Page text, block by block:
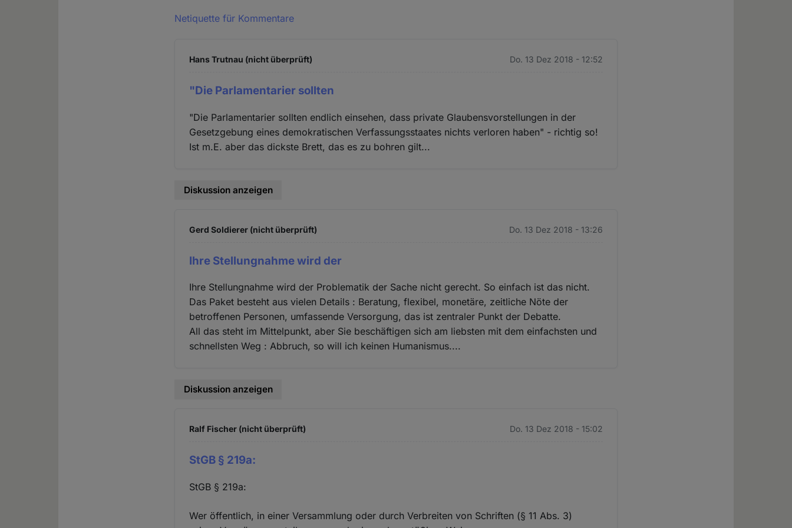
Netiquette für Kommentare
Hans Trutnau (nicht überprüft) Do. 13 Dez 2018 - 12:52
"Die Parlamentarier sollten
"Die Parlamentarier sollten endlich einsehen, dass private Glaubensvorstellungen in der
Gesetzgebung eines demokratischen Verfassungsstaates nichts verloren haben" - richtig so!
Ist m.E. aber das dickste Brett, das es zu bohren gilt...
Diskussion anzeigen
Gerd Soldierer (nicht überprüft) Do. 13 Dez 2018 - 13:26
Ihre Stellungnahme wird der
Ihre Stellungnahme wird der Problematik der Sache nicht gerecht. So einfach ist das nicht.
Das Paket besteht aus vielen Details : Beratung, flexibel, monetäre, zeitliche Nöte der
betroffenen Personen, umfassende Versorgung, das ist zentraler Punkt der Debatte.
All das steht im Mittelpunkt, aber Sie beschäftigen sich am liebsten mit dem einfachsten und
schnellsten Weg : Abbruch, so will ich keinen Humanismus....
Diskussion anzeigen
Ralf Fischer (nicht überprüft) Do. 13 Dez 2018 - 15:02
StGB § 219a:
StGB § 219a:
Wer öffentlich, in einer Versammlung oder durch Verbreiten von Schriften (§ 11 Abs. 3)